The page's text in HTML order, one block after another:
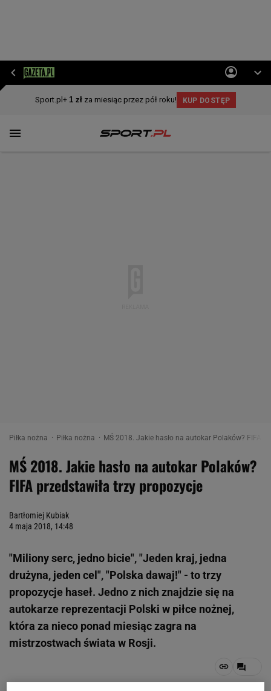
Piłka nożna Piłka nożna MŚ 2018. Jakie hasło na autokar Polaków? FIFA
MŚ 2018. Jakie hasło na autokar Polaków?
FIFA przedstawiła trzy propozycje
Bartłomiej Kubiak
4 maja 2018, 14:48
"Miliony serc, jedno bicie", "Jeden kraj, jedna
drużyna, jeden cel", "Polska dawaj!" - to trzy
propozycje haseł. Jedno z nich znajdzie się na
autokarze reprezentacji Polski w piłce nożnej,
która za nieco ponad miesiąc zagra na
mistrzostwach świata w Rosji.